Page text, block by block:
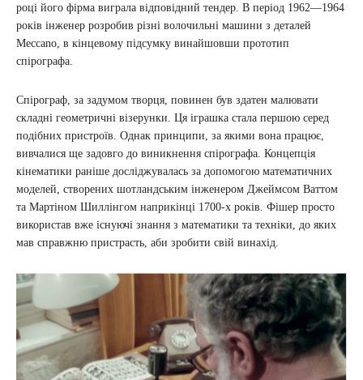
році його фірма виграла відповідний тендер. В період 1962―1964
років інженер розробив різні волочильні машини з деталей
Meccano, в кінцевому підсумку винайшовши прототип
спірографа.
Спірограф, за задумом творця, повинен був здатен малювати
складні геометричні візерунки. Ця іграшка стала першою серед
подібних пристроїв. Однак принципи, за якими вона працює,
вивчалися ще задовго до виникнення спірографа. Концепція
кінематики раніше досліджувалась за допомогою математичних
моделей, створених шотландським інженером Джеймсом Ваттом
та Мартіном Шиллінгом наприкінці 1700-х років. Фішер просто
використав вже існуючі знання з математики та техніки, до яких
мав справжню пристрасть, аби зробити свій винахід.